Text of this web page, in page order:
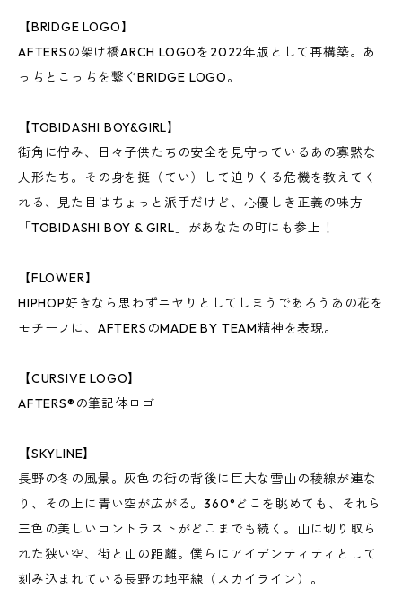
【BRIDGE LOGO】
AFTERSの架け橋ARCH LOGOを2022年版として再構築。あ
っちとこっちを繋ぐBRIDGE LOGO。
【TOBIDASHI BOY&GIRL】
街角に佇み、日々子供たちの安全を見守っているあの寡黙な
人形たち。その身を挺（てい）して迫りくる危機を教えてく
れる、見た目はちょっと派手だけど、心優しき正義の味方
「TOBIDASHI BOY & GIRL」があなたの町にも参上！
【FLOWER】
HIPHOP好きなら思わずニヤりとしてしまうであろうあの花を
モチーフに、AFTERSのMADE BY TEAM精神を表現。
【CURSIVE LOGO】
AFTERS®︎の筆記体ロゴ
【SKYLINE】
長野の冬の風景。灰色の街の背後に巨大な雪山の稜線が連な
り、その上に青い空が広がる。360°どこを眺めても、それら
三色の美しいコントラストがどこまでも続く。山に切り取ら
れた狭い空、街と山の距離。僕らにアイデンティティとして
刻み込まれている長野の地平線（スカイライン）。